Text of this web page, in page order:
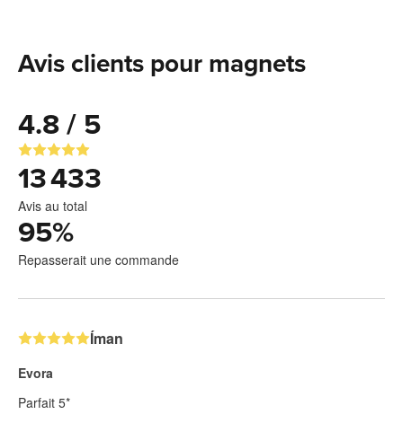
Avis clients pour magnets
4.8 / 5
13 433
Avis au total
95%
Repasserait une commande
Íman
Evora
Parfait 5*